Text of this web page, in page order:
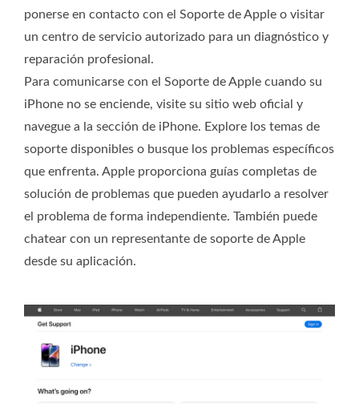
ponerse en contacto con el Soporte de Apple o visitar
un centro de servicio autorizado para un diagnóstico y
reparación profesional.
Para comunicarse con el Soporte de Apple cuando su
iPhone no se enciende, visite su sitio web oficial y
navegue a la sección de iPhone. Explore los temas de
soporte disponibles o busque los problemas específicos
que enfrenta. Apple proporciona guías completas de
solución de problemas que pueden ayudarlo a resolver
el problema de forma independiente. También puede
chatear con un representante de soporte de Apple
desde su aplicación.